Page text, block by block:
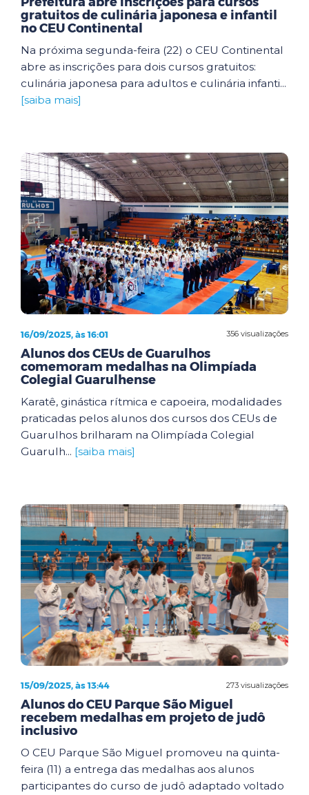
gratuitos de culinária japonesa e infantil
no CEU Continental
Na próxima segunda-feira (22) o CEU Continental
abre as inscrições para dois cursos gratuitos:
culinária japonesa para adultos e culinária infanti...
[saiba mais]
356 visualizações
16/09/2025, às 16:01
Alunos dos CEUs de Guarulhos
comemoram medalhas na Olimpíada
Colegial Guarulhense
Karatê, ginástica rítmica e capoeira, modalidades
praticadas pelos alunos dos cursos dos CEUs de
Guarulhos brilharam na Olimpíada Colegial
Guarulh... [saiba mais]
273 visualizações
15/09/2025, às 13:44
Alunos do CEU Parque São Miguel
recebem medalhas em projeto de judô
inclusivo
O CEU Parque São Miguel promoveu na quinta-
feira (11) a entrega das medalhas aos alunos
participantes do curso de judô adaptado voltado